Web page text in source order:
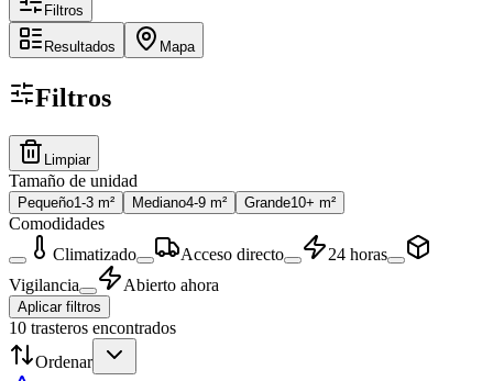
Filtros
Resultados Mapa
Filtros
Limpiar
Tamaño de unidad
Pequeño1-3 m² Mediano4-9 m² Grande10+ m²
Comodidades
Climatizado
Acceso directo
24 horas
Vigilancia
Abierto ahora
Aplicar filtros
10 trasteros encontrados
Ordenar